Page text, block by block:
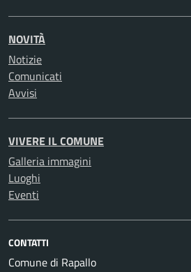
NOVITÀ
Notizie
Comunicati
Avvisi
VIVERE IL COMUNE
Galleria immagini
Luoghi
Eventi
CONTATTI
Comune di Rapallo